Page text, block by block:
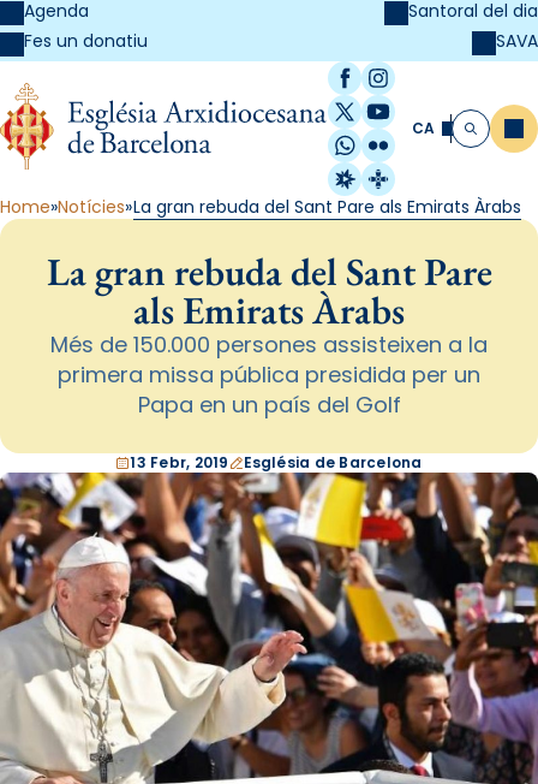
Agenda
Fes un donatiu
Santoral del dia
SAVA
Facebook
Instagram
X / Twitter
YouTube
WhatsApp
Flickr
Radio Estel
Catalunya
CA Cerca
Home Notícies La gran rebuda del Sant Pare als Emirats Àrabs
La gran rebuda del Sant Pare
als Emirats Àrabs
Més de 150.000 persones assisteixen a la
primera missa pública presidida per un
Papa en un país del Golf
13 Febr, 2019 Església de Barcelona